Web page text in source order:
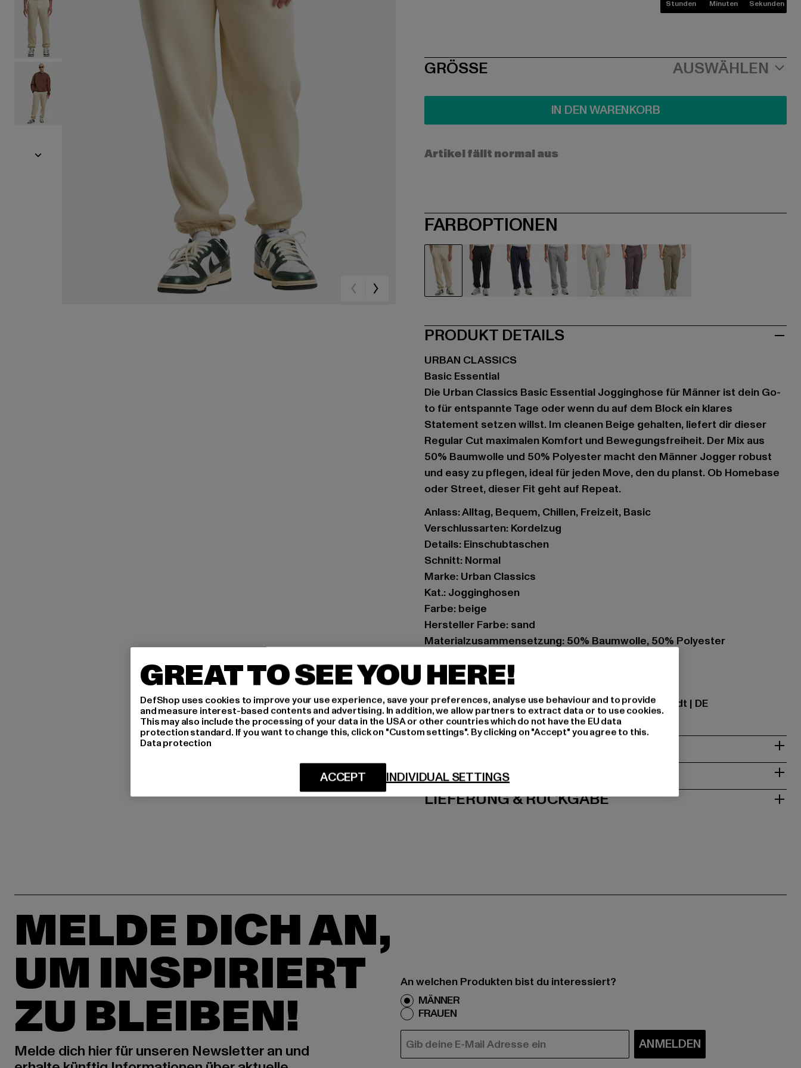
Stunden Minuten Sekunden
SIZE
GRÖSSE AUSWÄHLEN
IN DEN WARENKORB
Artikel fällt normal aus
FARBOPTIONEN
PRODUKT DETAILS
URBAN CLASSICS
Basic Essential
Die Urban Classics Basic Essential Jogginghose für Männer ist dein Go-
to für entspannte Tage oder wenn du auf dem Block ein klares
Statement setzen willst. Im cleanen Beige gehalten, liefert dir dieser
Regular Cut maximalen Komfort und Bewegungsfreiheit. Der Mix aus
50% Baumwolle und 50% Polyester macht den Männer Jogger robust
und easy zu pflegen, ideal für jeden Move, den du planst. Ob Homebase
oder Street, dieser Fit geht auf Repeat.
Anlass: Alltag, Bequem, Chillen, Freizeit, Basic
Verschlussarten: Kordelzug
Details: Einschubtaschen
Schnitt: Normal
Marke: Urban Classics
Kat.: Jogginghosen
Farbe: beige
Hersteller Farbe: sand
Materialzusammensetzung: 50% Baumwolle, 50% Polyester
Hersteller: TB International GmbH |
Dr.-Robert-Murjahn-Straße 7 | 64372 Ober-Ramstadt | DE
PFLEGEHINWEISE
LIEFERUNG & RÜCKGABE
MELDE DICH AN,
UM INSPIRIERT
ZU BLEIBEN!
Melde dich hier für unseren Newsletter an und
An welchen Produkten bist du interessiert?
MÄNNER
FRAUEN
E-MAIL ANMELDEN
GREAT TO SEE YOU HERE!
DefShop uses cookies to improve your use experience, save your preferences, analyse use behaviour and to provide
and measure interest-based contents and advertising. In addition, we allow partners to extract data or to use cookies.
This may also include the processing of your data in the USA or other countries which do not have the EU data
protection standard. If you want to change this, click on "Custom settings". By clicking on "Accept" you agree to this.
Data protection
INDIVIDUAL SETTINGS
ACCEPT